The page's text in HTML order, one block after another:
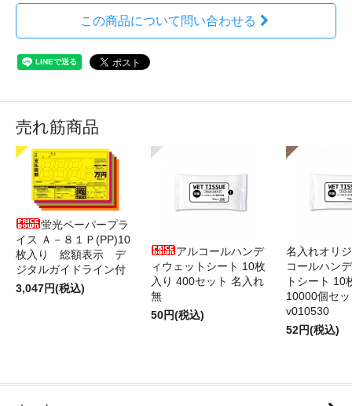
この商品について問い合わせる
売れ筋商品
蛍光ペーパープラ
イス Ａ－８１Ｐ(PP)10
枚入り 総額表示 デ
ジタルガイドライン付
3,047円(税込)
アルコールハンデ
ィウェットシート 10枚
入り 400セット 名入れ
無
50円(税込)
名入れオリ
コールハン
トシート 10
10000個セ
v010530
52円(税込)